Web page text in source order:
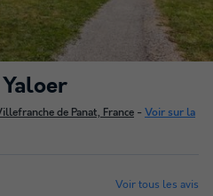
de Panat, France - Voir sur la
Voir tous les avis